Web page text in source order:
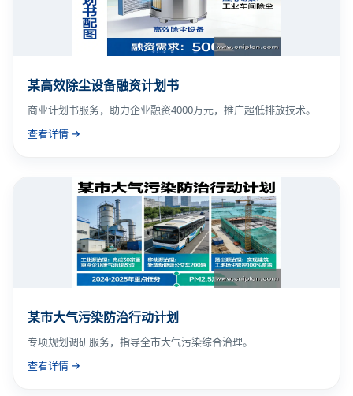
某高效除尘设备融资计划书
商业计划书服务，助力企业融资4000万元，推广超低排放技术。
查看详情 →
某市大气污染防治行动计划
专项规划调研服务，指导全市大气污染综合治理。
查看详情 →